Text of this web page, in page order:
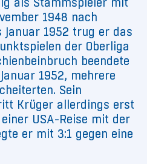
1948 nach
Januar 1952 trug er das
der Oberliga
beendete
1952, mehrere
Sein
Krüger allerdings erst
USA-Reise mit der
er mit 3:1 gegen eine